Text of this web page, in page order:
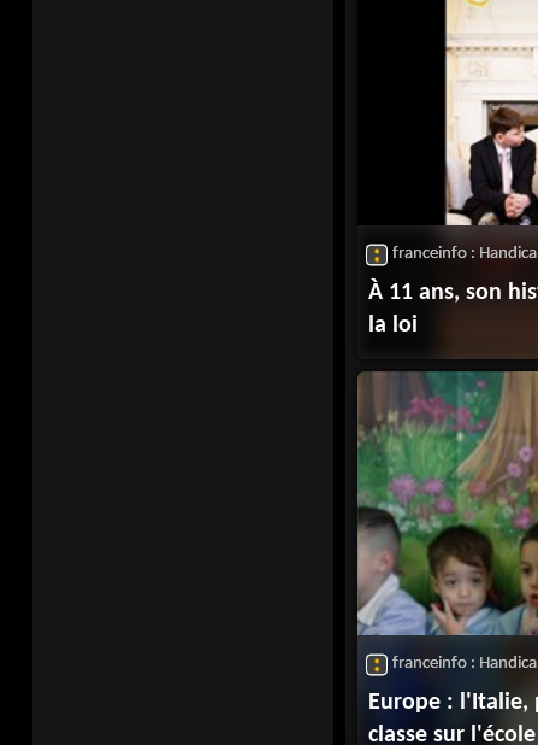
franceinfo :
À 11 ans, son
la loi
franceinfo :
Europe : l'Italie,
classe sur